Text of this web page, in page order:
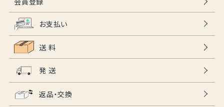
お支払い
送 料
発 送
返品・交換